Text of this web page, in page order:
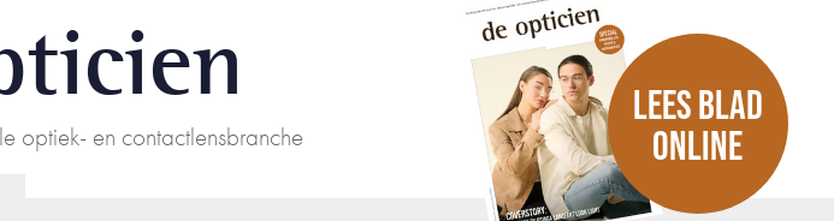
optiek- en contactlensbranche
LEES BLAD
ONLINE